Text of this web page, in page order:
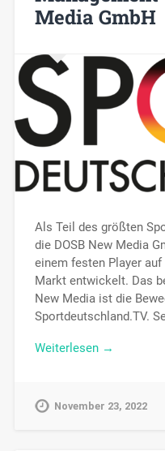
Media GmbH
Als Teil des größten
die DOSB New Media
einem festen Player
Markt entwickelt. Das
New Media ist die
Sportdeutschland.TV.
Weiterlesen →
November 23, 2022